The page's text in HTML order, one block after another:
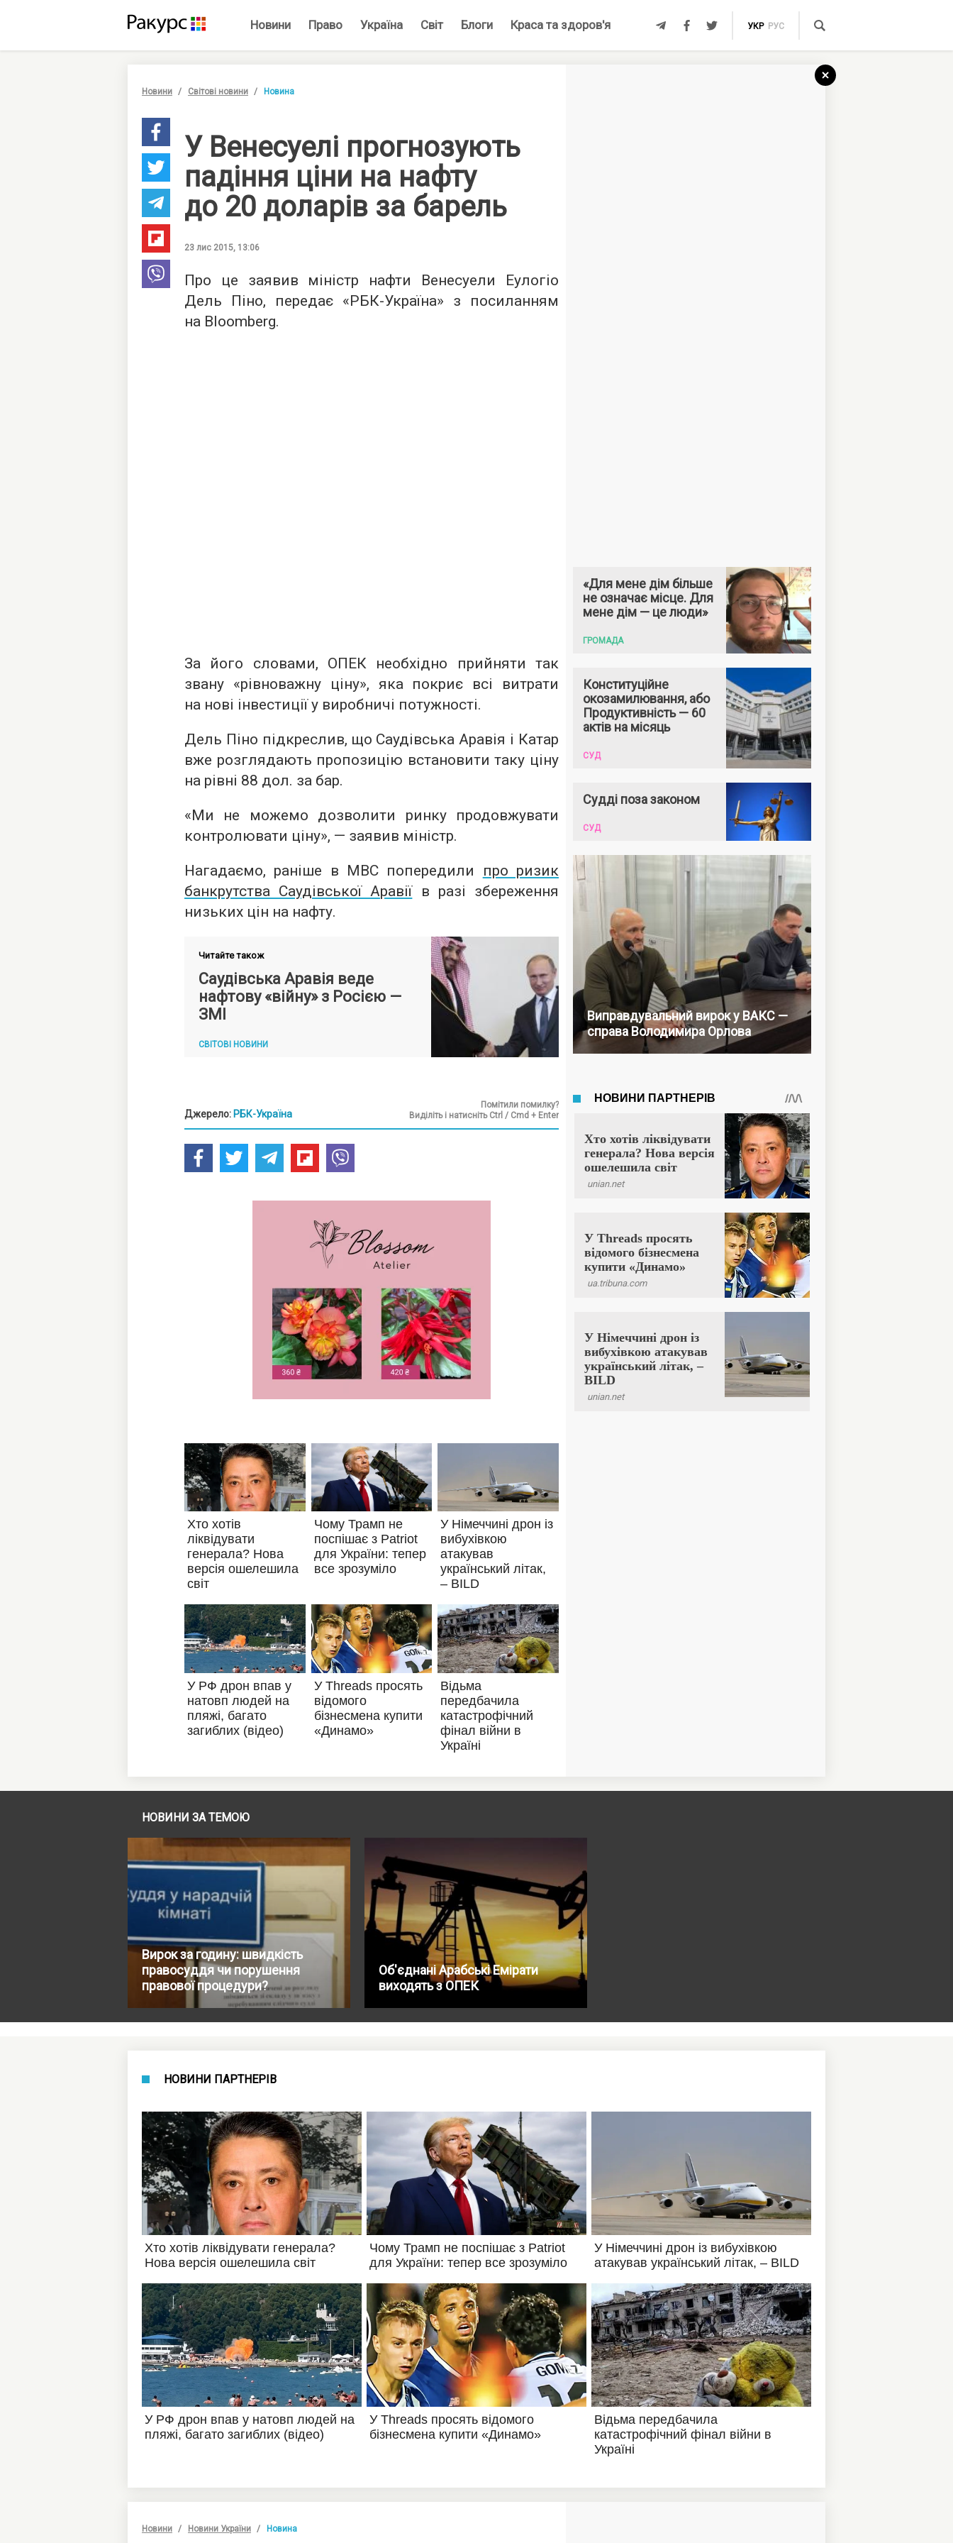
Новини Право Україна Світ Блоги Краса та здоров'я УКР РУС
Новини Світові новини Новина
У Венесуелі прогнозують
падіння ціни на нафту
до 20 доларів за барель
23 лис 2015, 13:06
Про це заявив міністр нафти Венесуели Еулогіо
Дель Піно, передає «РБК-Україна» з посиланням
на Bloomberg.
За його словами, ОПЕК необхідно прийняти так
звану «рівноважну ціну», яка покриє всі витрати
на нові інвестиції у виробничі потужності.
Дель Піно підкреслив, що Саудівська Аравія і Катар
вже розглядають пропозицію встановити таку ціну
на рівні 88 дол. за бар.
«Ми не можемо дозволити ринку продовжувати
контролювати ціну», — заявив міністр.
Нагадаємо, раніше в МВС попередили про ризик
банкрутства Саудівської Аравіїв разі збереження
низьких цін на нафту.
Читайте також
Саудівська Аравія веде
нафтову «війну» з Росією —
ЗМІ
СВІТОВІ НОВИНИ
Джерело: РБК-Україна
Помітили помилку?
Виділіть і натисніть Ctrl / Cmd + Enter
«Для мене дім більше
не означає місце. Для
мене дім — це люди»
ГРОМАДА
Конституційне
окозамилювання, або
Продуктивність — 60
актів на місяць
СУД
Судді поза законом
СУД
Виправдувальний вирок у ВАКС —
справа Володимира Орлова
НОВИНИ ЗА ТЕМОЮ
Вирок за годину: швидкість
правосуддя чи порушення
правової процедури?
Об'єднані Арабські Емірати
виходять з ОПЕК
НОВИНИ ПАРТНЕРІВ
Новини Новини України Новина